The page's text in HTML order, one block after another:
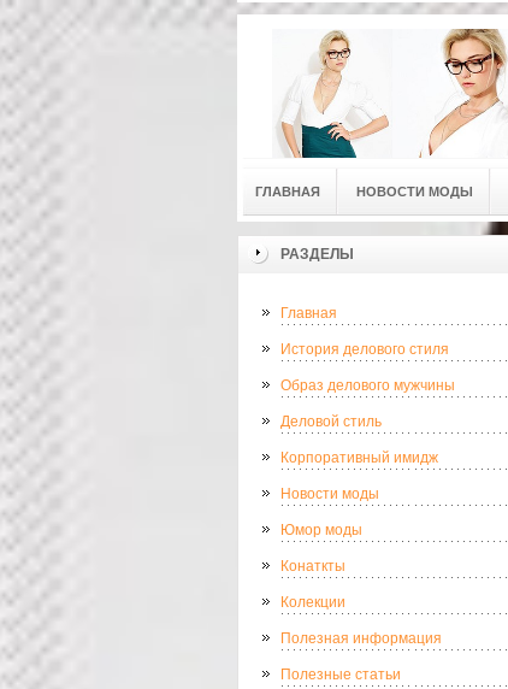
ГЛАВНАЯ НОВОСТИ МОДЫ
РАЗДЕЛЫ
Главная
История делового стиля
Образ делового мужчины
Деловой стиль
Корпоративный имидж
Новости моды
Юмор моды
Конаткты
Колекции
Полезная информация
Полезные статьи